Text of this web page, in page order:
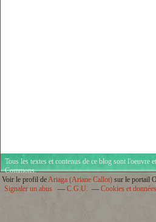
Tous les textes et contenus de ce blog sont l'oeuvre
Commons.
Voir le profil deAriaga (Ariane Callot) sur le portail
Signaler un abus
C.G.U. Cookies et